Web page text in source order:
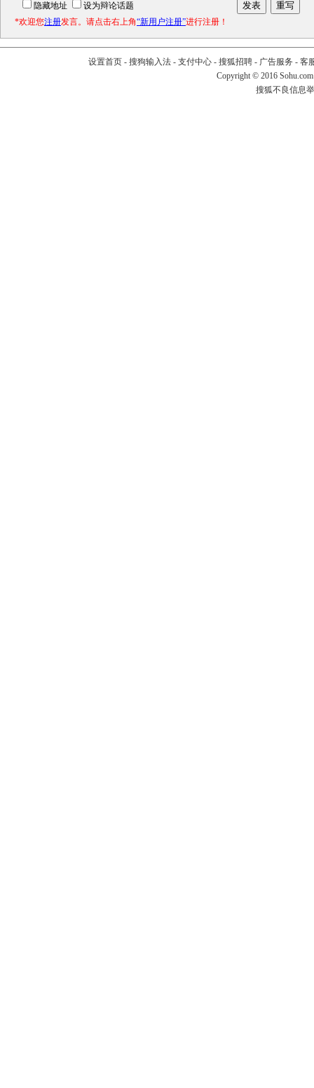
隐藏地址
设为辩论话题
*欢迎您注册发言。请点击右上角“新用户注册”进行注册！
设置首页- 搜狗输入法- 支付中心- 搜狐招聘- 广告服务 - 客
Copyright © 2016
搜狐不良信息